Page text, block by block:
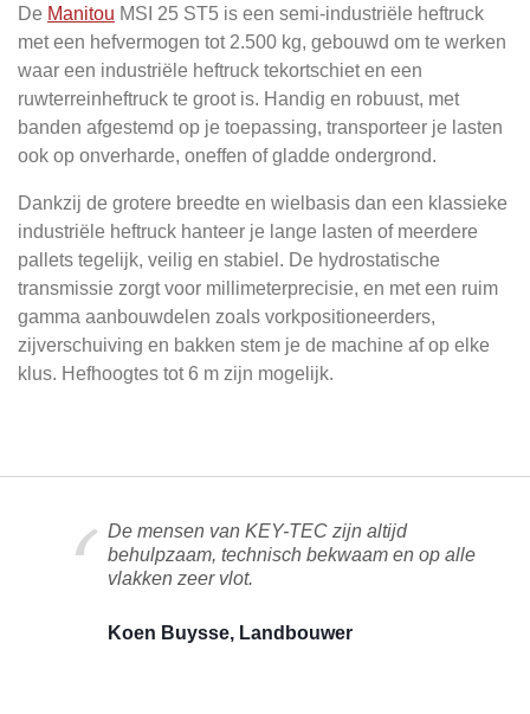
De Manitou MSI 25 ST5 is een semi-industriële heftruck
met een hefvermogen tot 2.500 kg, gebouwd om te werken
waar een industriële heftruck tekortschiet en een
ruwterreinheftruck te groot is. Handig en robuust, met
banden afgestemd op je toepassing, transporteer je lasten
ook op onverharde, oneffen of gladde ondergrond.
Dankzij de grotere breedte en wielbasis dan een klassieke
industriële heftruck hanteer je lange lasten of meerdere
pallets tegelijk, veilig en stabiel. De hydrostatische
transmissie zorgt voor millimeterprecisie, en met een ruim
gamma aanbouwdelen zoals vorkpositioneerders,
zijverschuiving en bakken stem je de machine af op elke
klus. Hefhoogtes tot 6 m zijn mogelijk.
De mensen van KEY-TEC zijn altijd
behulpzaam, technisch bekwaam en op alle
vlakken zeer vlot.
Koen Buysse, Landbouwer